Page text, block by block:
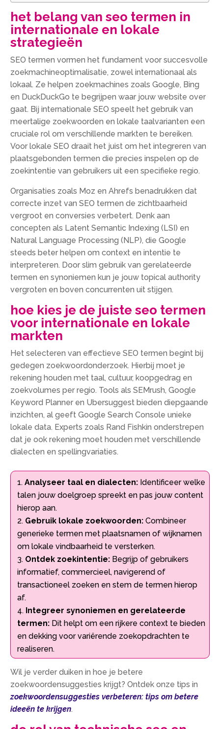
het belang van seo termen in
internationale en lokale
strategieën
SEO termen vormen het fundament voor succesvolle
zoekmachineoptimalisatie, zowel internationaal als
lokaal. Ze helpen zoekmachines zoals Google, Bing
en DuckDuckGo te begrijpen waar jouw website over
gaat. Bij internationale SEO speelt het gebruik van
meertalige zoekwoorden en lokale taalvarianten een
cruciale rol om verschillende markten te bereiken.
Voor lokale SEO draait het juist om het integreren van
plaatsgebonden termen die precies inspelen op de
zoekintentie van gebruikers uit een specifieke regio.
Organisaties zoals Moz en Ahrefs benadrukken dat
correcte inzet van SEO termen de zichtbaarheid
vergroot en conversies verbetert. Denk aan
concepten als Latent Semantic Indexing (LSI) en
Natural Language Processing (NLP), die Google
steeds beter helpen om context en intentie te
interpreteren. Door slim gebruik van gerelateerde
termen en synoniemen kun je jouw topical authority
vergroten en boven concurrenten uit stijgen.
hoe kies je de juiste seo termen
voor internationale en lokale
markten
Het selecteren van effectieve SEO termen begint bij
gedegen zoekwoordonderzoek. Hierbij moet je
rekening houden met taal, cultuur, koopgedrag en
zoekvolumes per regio. Tools als SEMrush, Google
Keyword Planner en Ubersuggest bieden diepgaande
inzichten, al geeft Google Search Console unieke
lokale data. Experts zoals Rand Fishkin onderstrepen
dat je ook rekening moet houden met verschillende
dialecten en spellingvariaties.
Analyseer taal en dialecten: Identificeer welke
talen jouw doelgroep spreekt en pas jouw content
hierop aan.
Gebruik lokale zoekwoorden: Combineer
generieke termen met plaatsnamen of wijknamen
om lokale vindbaarheid te versterken.
Ontdek zoekintentie: Begrijp of gebruikers
informatief, commercieel, navigerend of
transactioneel zoeken en stem de termen hierop
af.
Integreer synoniemen en gerelateerde
termen: Dit helpt om een rijkere context te bieden
en dekking voor variërende zoekopdrachten te
realiseren.
Wil je verder duiken in hoe je betere
zoekwoordensuggesties krijgt? Ontdek onze tips in
zoekwoordensuggesties verbeteren: tips om betere
ideeën te krijgen.